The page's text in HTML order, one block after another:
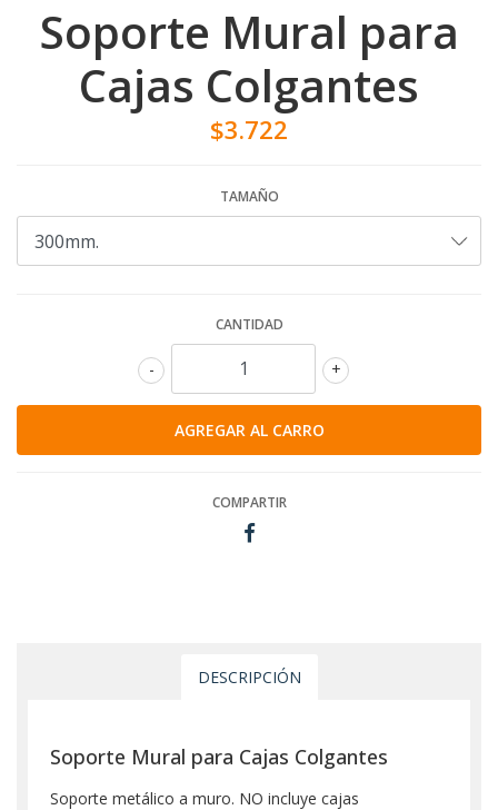
Soporte Mural para
Cajas Colgantes
$3.722
TAMAÑO
CANTIDAD
+
-
COMPARTIR
DESCRIPCIÓN
Soporte Mural para Cajas Colgantes
Soporte metálico a muro. NO incluye cajas